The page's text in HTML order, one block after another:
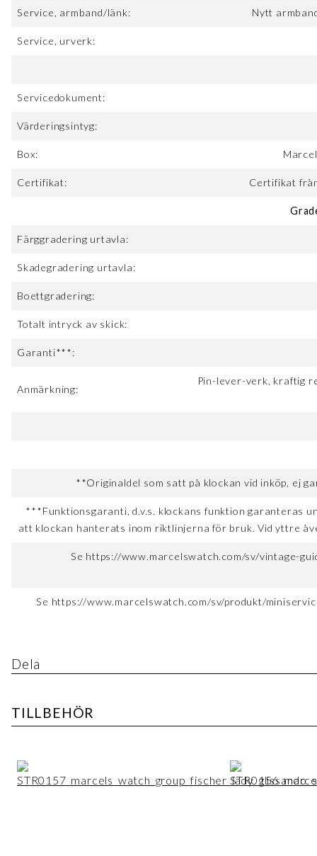
Service, armband/länk: Nytt
Service, urverk:
Servicedokument:
Värderingsintyg:
Box:
Certifikat: Certifikat
Färggradering urtavla:
Skadegradering urtavla:
Boettgradering:
Totalt intryck av skick:
Garanti***:
Anmärkning:
Pin-lever-verk, kraftig
**Originaldel som satt på klockan vid inköp, ej
***Funktionsgaranti, d.v.s. klockans funktion garanteras
att klockan hanterats inom riktlinjerna för bruk. Vid yttre
Se https://www.marcelswatch.com/sv/vintage-
Se https://www.marcelswatch.com/sv/produkt/
Dela
TILLBEHÖR